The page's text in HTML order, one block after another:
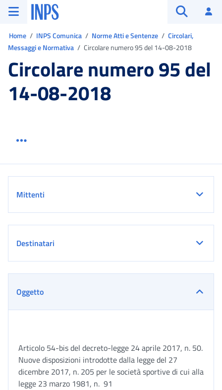
Vai al menu principale
Vai al contenuto principale
Vai al pie' di pagina
INPS ()
Home INPS Comunica Norme Atti e Sentenze
Circolari,
Messaggi e Normativa
Circolare numero 95 del 14-08-2018
Circolare numero 95 del
14-08-2018
Mittenti
Destinatari
Oggetto
Articolo 54-bis del decreto-legge 24 aprile 2017, n. 50.
Nuove disposizioni introdotte dalla legge del 27
dicembre 2017, n. 205 per le società sportive di cui alla
legge 23 marzo 1981, n. 91